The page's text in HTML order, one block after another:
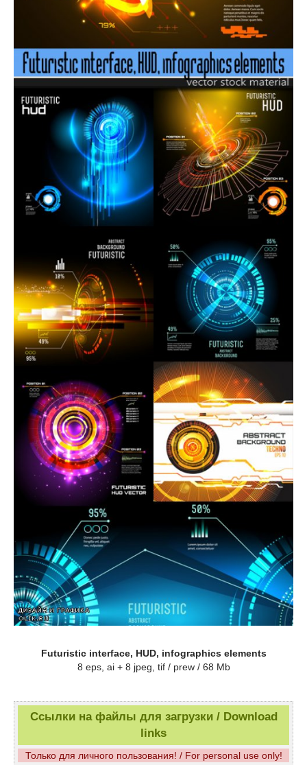
Futuristic interface, HUD, infographics elements
8 eps, ai + 8 jpeg, tif / prew / 68 Mb
Ссылки на файлы для загрузки / Download
links
Только для личного пользования! / For personal use only!